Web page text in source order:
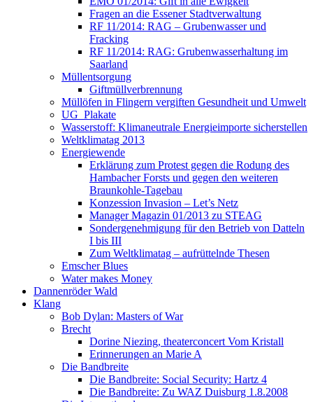
Fragen an die Essener Stadtverwaltung
RF 11/2014: RAG – Grubenwasser und
Fracking
RF 11/2014: RAG: Grubenwasserhaltung im
Saarland
Müllentsorgung
Giftmüllverbrennung
Müllöfen in Flingern vergiften Gesundheit und Umwelt
UG_Plakate
Wasserstoff: Klimaneutrale Energieimporte sicherstellen
Weltklimatag 2013
Energiewende
Erklärung zum Protest gegen die Rodung des
Hambacher Forsts und gegen den weiteren
Braunkohle-Tagebau
Konzession Invasion – Let’s Netz
Manager Magazin 01/2013 zu STEAG
Sondergenehmigung für den Betrieb von Datteln
I bis III
Zum Weltklimatag – aufrüttelnde Thesen
Emscher Blues
Water makes Money
Dannenröder Wald
Klang
Bob Dylan: Masters of War
Brecht
Dorine Niezing, theaterconcert Vom Kristall
Erinnerungen an Marie A
Die Bandbreite
Die Bandbreite: Social Security: Hartz 4
Die Bandbreite: Zu WAZ Duisburg 1.8.2008